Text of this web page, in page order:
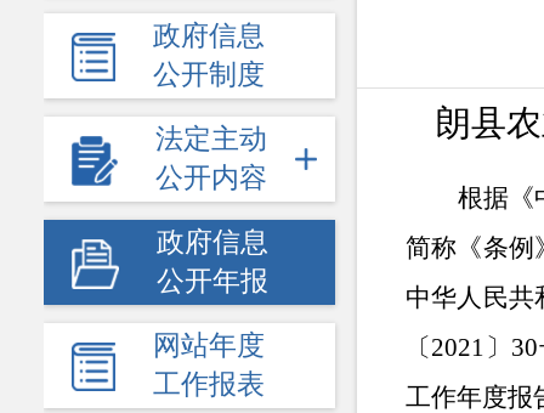
政府信息
公开制度
法定主动
公开内容
政府信息
公开年报
网站年度
工作报表
朗县
根据《
简称《条例
中华人民共
〔2021〕
工作年度报